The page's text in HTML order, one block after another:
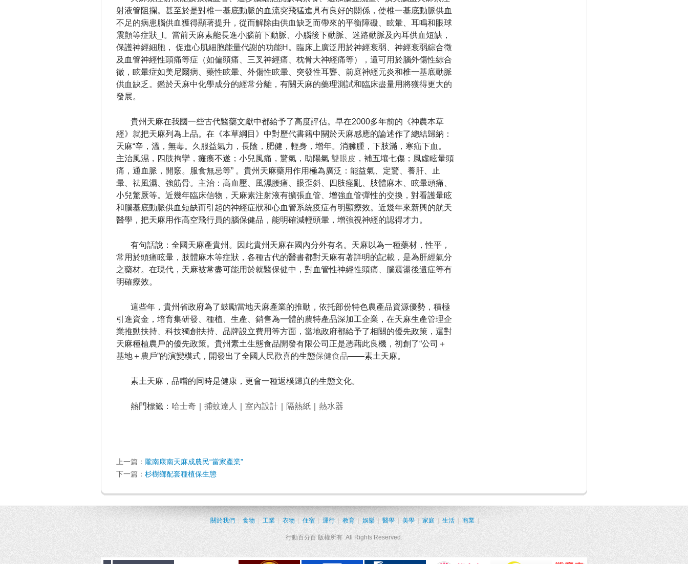
射液管阻攔。 甚至於是對椎一基底動脈的血流突飛猛進具有良好的關係，使椎一基底動脈供血
不足的病患腦供血獲得顯著提升，從而解除由供血缺乏而帶來的平衡障礙、眩暈、耳鳴和眼球
震顫等症狀_l。 當前天麻素能長進小腦前下動脈、小腦後下動脈、迷路動脈及內耳供血短缺，
保護神經細胞， 促進心肌細胞能量代謝的功能H。 臨床上廣泛用於神經衰弱、神經衰弱綜合徵
及血管神經性頭痛等症（如偏頭痛、三叉神經痛、枕骨大神經痛等），還可用於腦外傷性綜合
徵，眩暈症如美尼爾病、藥性眩暈、外傷性眩暈、突發性耳聾、前庭神經元炎和椎一基底動脈
供血缺乏。 鑑於天麻中化學成分的經常分離，有關天麻的藥理測試和臨床盡量用將獲得更大的
發展。
貴州天麻在我國一些古代醫藥文獻中都給予了高度評估。 早在2000多年前的《神農本草
經》就把天麻列為上品。 在《本草綱目》中對歷代書籍中關於天麻感應的論述作了總結歸納：
天麻“辛，溫，無毒。久服益氣力，長陰，肥健，輕身，增年。消臃腫，下肢滿，寒疝下血。
主治風濕，四肢拘攣，癱瘓不遂；小兒風痛，驚氣，助陽氣 雙眼皮 ，補五壤七傷；風虛眩暈頭
痛，通血脈，開竅。服食無忌等” 。 貴州天麻藥用作用極為廣泛：能益氣、定驚、養肝、止
暈、祛風濕、強筋骨。 主治：高血壓、風濕腰痛、眼歪斜、四肢痙亂、肢體麻木、眩暈頭痛、
小兒驚厥等。 近幾年臨床信物，天麻素注射液有擴張血管、增強血管彈性的交換，對看護暈眩
和腦基底動脈供血短缺而引起的神經症狀和心血管系統疫症有明顯療效。 近幾年來新興的航天
醫學，把天麻用作高空飛行員的腦保健品，能明確減輕頭暈，增強視神經的認得才力。
有句話說：全國天麻產貴州。 因此貴州天麻在國內分外有名。 天麻以為一種藥材，性平，
常用於頭痛眩暈，肢體麻木等症狀，各種古代的醫書都對天麻有著詳明的記載，是為肝經氣分
之藥材。 在現代，天麻被常盡可能用於就醫保健中，對血管性神經性頭痛、腦震盪後遺症等有
明確療效。
這些年，貴州省政府為了鼓勵當地天麻產業的推動，依托部份特色農產品資源優勢，積極
引進資金，培育集研發、種植、生產、銷售為一體的農特產品深加工企業，在天麻生產管理企
業推動扶持、科技獨創扶持、品牌設立費用等方面，當地政府都給予了相關的優先政策，還對
天麻種植農戶的優先政策。 貴州素土生態食品開發有限公司正是憑藉此良機，初創了“公司＋
基地＋農戶”的演變模式，開發出了全國人民歡喜的生態保健食品——素土天麻。
素土天麻，品嚐的同時是健康，更會一種返樸歸真的生態文化。
熱門標籤： 哈士奇 捕蚊達人 室內設計 隔熱紙 熱水器
上一篇： 隴南康南天麻成農民“當家產業”
下一篇： 杉樹鄉配套種植保生態
關於我們 食物 工業 | 衣物 住宿 | 運行 | 教育 | 娛樂 | 醫學 | 美學 家庭 生活 商業
行動百分百 版權所有 All Rights Reserved.